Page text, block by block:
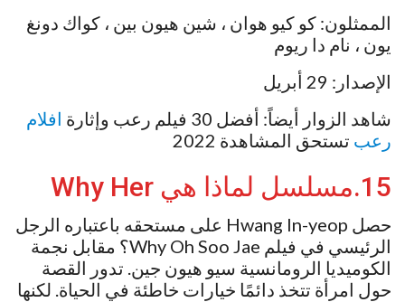
الممثلون: كو كيو هوان ، شين هيون بين ، كواك دونغ
يون ، نام دا ريوم
الإصدار: 29 أبريل
شاهد الزوار أيضاً: أفضل 30 فيلم رعب وإثارة
افلام
رعب تستحق المشاهدة 2022
15.مسلسل لماذا هي Why Her
حصل Hwang In-yeop على مستحقه باعتباره الرجل
الرئيسي في فيلم Why Oh Soo Jae؟ مقابل نجمة
الكوميديا ​​الرومانسية سيو هيون جين. تدور القصة
حول امرأة تتخذ دائمًا خيارات خاطئة في الحياة. لكنها